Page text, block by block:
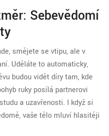
Sebevědomí
smějete se vtipu, ale v
Uděláte to automaticky,
budou vidět díry tam, kde
ruky posílá partnerovi
a uzavřenosti. I když si
vaše tělo mluví hlasitěji